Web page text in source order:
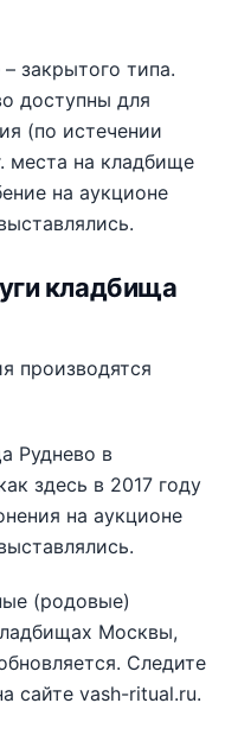
закрытого типа.
доступны для
(по истечении
места на кладбище
на аукционе
кладбища
производятся
Руднево в
здесь в 2017 году
на аукционе
(родовые)
Москвы,
Следите
сайте vash-ritual.ru.